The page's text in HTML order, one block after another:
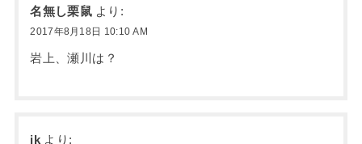
名無し栗鼠 より:
2017年8月18日 10:10 AM
岩上、瀬川は？
jk より: